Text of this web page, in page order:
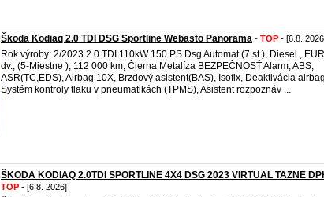
Škoda Kodiaq 2.0 TDI DSG Sportline Webasto Panorama - TOP - [6.8.
Rok výroby: 2/2023 2.0 TDI 110kW 150 PS Dsg Automat (7 st.), Diesel ,
dv., (5-Miestne ), 112 000 km, Čierna Metalíza BEZPEČNOSŤ Alarm, ABS,
ASR(TC,EDS), Airbag 10X, Brzdový asistent(BAS), Isofix, Deaktivácia
Systém kontroly tlaku v pneumatikách (TPMS), Asistent rozpoznáv ...
ŠKODA KODIAQ 2.0TDI SPORTLINE 4X4 DSG 2023 VIRTUAL TAZNE
TOP - [6.8. 2026]